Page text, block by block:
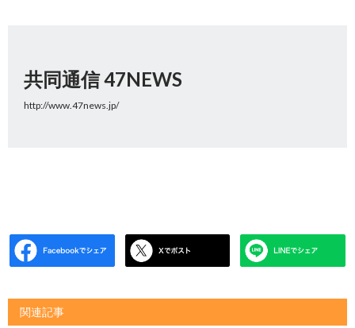
共同通信 47NEWS
http://www.47news.jp/
関連記事